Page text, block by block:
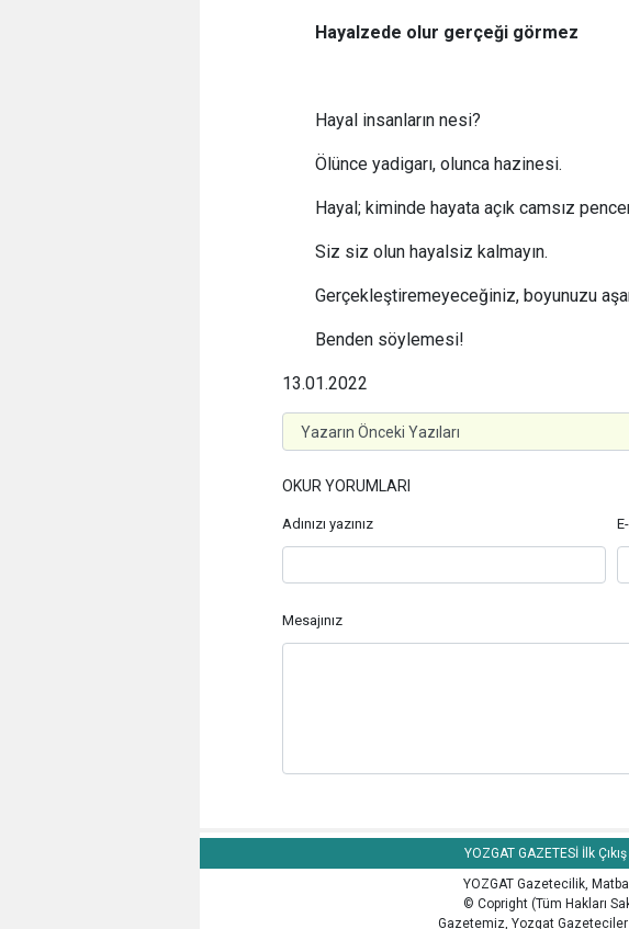
Hayalzede olur gerçeği görmez
Hayal insanların nesi?
Ölünce yadigarı, olunca hazinesi.
Hayal; kiminde hayata açık camsız
Siz siz olun hayalsiz kalmayın.
Gerçekleştiremeyeceğiniz, boyunuzu
Benden söylemesi!
13.01.2022
OKUR YORUMLARI
Adınızı yazınız
Mesajınız
YOZGAT GAZETESİ İlk
YOZGAT Gazetecilik,
© Copright (Tüm Hakları
Gazetemiz, Yozgat